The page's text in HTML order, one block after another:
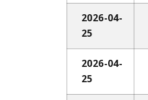
2026-04-
25
2026-04-
25